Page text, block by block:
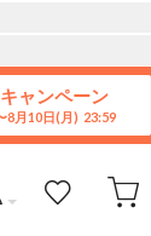
キャンペーン
8月10日(月)